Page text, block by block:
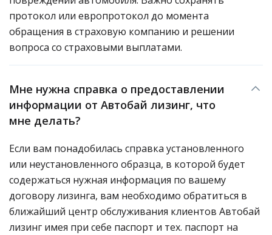
протокол или европротокол до момента
обращения в страховую компанию и решении
вопроса со страховыми выплатами.
Мне нужна справка о предоставлении
информации от Автобай лизинг, что
мне делать?
Если вам понадобилась справка установленного
или неустановленного образца, в которой будет
содержаться нужная информация по вашему
договору лизинга, вам необходимо обратиться в
ближайший центр обслуживания клиентов Автобай
лизинг имея при себе паспорт и тех. паспорт на